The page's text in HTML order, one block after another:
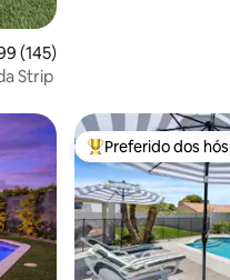
de uma avaliação média de 5,
(145)
Strip
Entre os melhores
Preferido dos